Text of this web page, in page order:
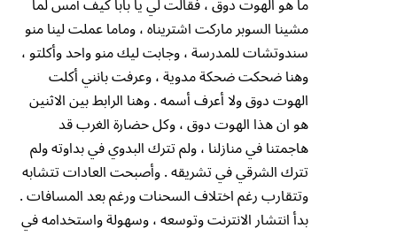
مشينا السوبر ماركت اشتريناه ، وماما عملت لينا منو
سندوتشات للمدرسة ، وجابت ليك منو واحد وأكلتو ،
وهنا ضحكت ضحكة مدوية ، وعرفت بانني أكلت
الهوت دوق ولا أعرف أسمه . وهنا الرابط بين الاثنين
هو ان هذا الهوت دوق ، وكل حضارة الغرب قد
هاجمتنا في منازلنا ، ولم تترك البدوي في بداوته ولم
تترك الشرقي في تشريقه . وأصبحت العادات تتشابه
وتتقارب رغم اختلاف السحنات ورغم بعد المسافات .
بدأ انتشار الانترنت وتوسعه ، وسهولة واستخدامه في